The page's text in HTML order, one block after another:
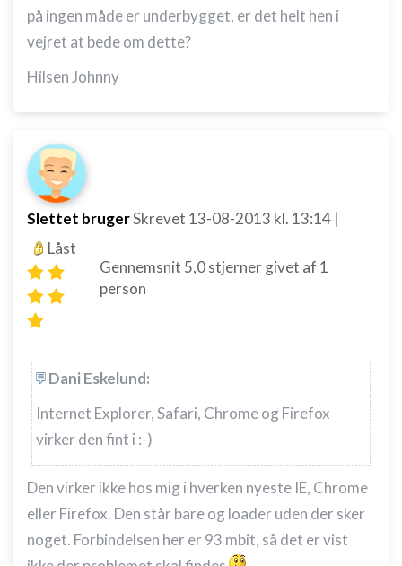
på ingen måde er underbygget, er det helt hen i
vejret at bede om dette?
Hilsen Johnny
Slettet brugerSkrevet 13-08-2013 kl. 13:14 |
Låst
Gennemsnit 5,0stjerner givet af 1
person
Dani Eskelund:
Internet Explorer, Safari, Chrome og Firefox
virker den fint i :-)
Den virker ikke hos mig i hverken nyeste IE, Chrome
eller Firefox. Den står bare og loader uden der sker
noget. Forbindelsen her er 93 mbit, så det er vist